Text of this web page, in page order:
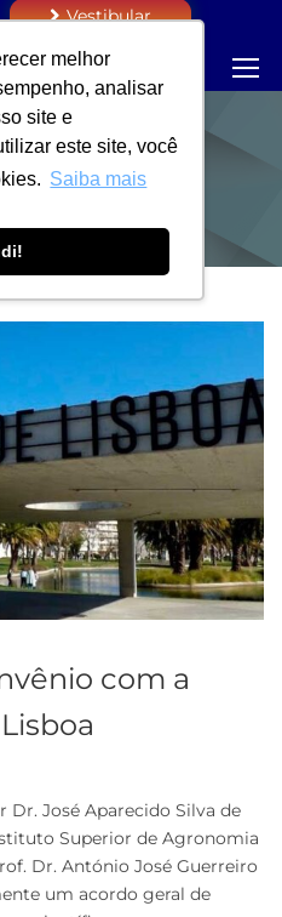
melhor
analisar
site e
este site, você
Saiba mais
Vestibular
com a
Dr. José Aparecido Silva de
Superior de Agronomia
Dr. António José Guerreiro
um acordo geral de